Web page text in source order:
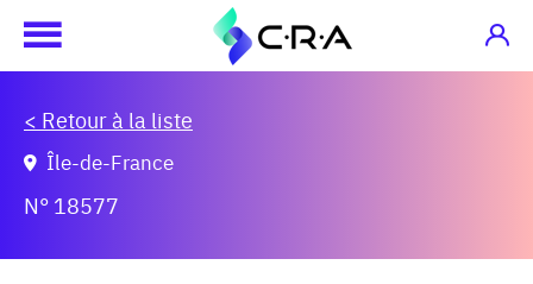
< Retour à la liste
N° 18577
Île-de-France